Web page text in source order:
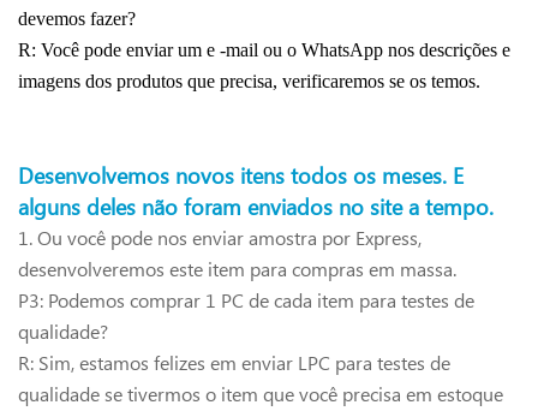
devemos fazer?
R: Você pode enviar um e -mail ou o WhatsApp nos descrições e
imagens dos produtos que precisa, verificaremos se os temos.
Desenvolvemos novos itens todos os meses. E
alguns deles não foram enviados no site a tempo.
1.Ou você pode nos enviar amostra por Express,
desenvolveremos este item para compras em massa.
P3: Podemos comprar 1 PC de cada item para testes de
qualidade?
R: Sim, estamos felizes em enviar LPC para testes de
qualidade se tivermos o item que você precisa em estoque